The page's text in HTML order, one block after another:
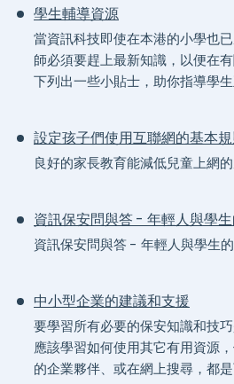
學生輔導資源
當資訊科技即使在本港的小學也
師必須要趕上最新知識，以便在
下列出一些小貼士，助你指導學生
設定孩子們使用互聯網的基本
良好的家長教育能減低兒童上網
資訊保安問與答 - 年輕人與學
資訊保安問與答 - 年輕人與學生
中小型企業的建議和支援
要學習所有必要的保安知識和技
應該學習如何使用其它有用資源
的企業夥伴、或在網上搜尋，都是